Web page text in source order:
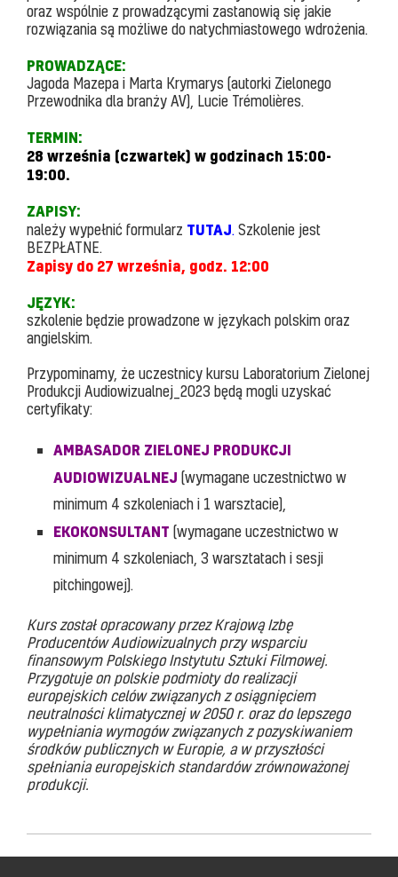
oraz wspólnie z prowadzącymi zastanowią się jakie
rozwiązania są możliwe do natychmiastowego wdrożenia.
PROWADZĄCE:
Jagoda Mazepa i Marta Krymarys (autorki Zielonego
Przewodnika dla branży AV), Lucie Trémolières.
TERMIN:
28 września (czwartek) w godzinach 15:00-
19:00.
ZAPISY:
należy wypełnić formularz TUTAJ. Szkolenie jest
BEZPŁATNE.
Zapisy do 27 września, godz. 12:00
JĘZYK:
szkolenie będzie prowadzone w językach polskim oraz
angielskim.
Przypominamy, że uczestnicy kursu Laboratorium Zielonej
Produkcji Audiowizualnej_2023 będą mogli uzyskać
certyfikaty:
AMBASADOR ZIELONEJ PRODUKCJI
AUDIOWIZUALNEJ (wymagane uczestnictwo w
minimum 4 szkoleniach i 1 warsztacie),
EKOKONSULTANT (wymagane uczestnictwo w
minimum 4 szkoleniach, 3 warsztatach i sesji
pitchingowej).
Kurs został opracowany przez Krajową Izbę
Producentów Audiowizualnych przy wsparciu
finansowym Polskiego Instytutu Sztuki Filmowej.
Przygotuje on polskie podmioty do realizacji
europejskich celów związanych z osiągnięciem
neutralności klimatycznej w 2050 r. oraz do lepszego
wypełniania wymogów związanych z pozyskiwaniem
środków publicznych w Europie, a w przyszłości
spełniania europejskich standardów zrównoważonej
produkcji.